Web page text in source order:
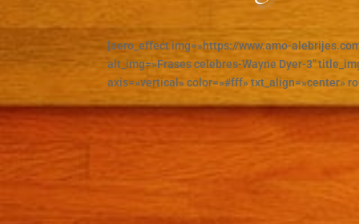
[aero_effect img=»https://www.amo-
alt_img=»Frases celebres-Wayne Dyer-3″
axis=»vertical» color=»#fff» txt_align=»center»